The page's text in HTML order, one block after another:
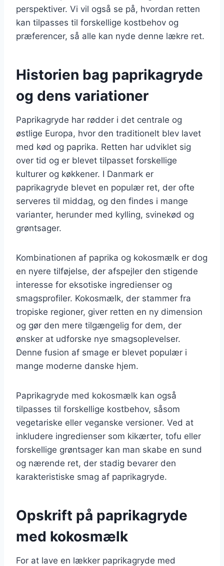
perspektiver. Vi vil også se på, hvordan retten
kan tilpasses til forskellige kostbehov og
præferencer, så alle kan nyde denne lækre ret.
Historien bag paprikagryde
og dens variationer
Paprikagryde har rødder i det centrale og
østlige Europa, hvor den traditionelt blev lavet
med kød og paprika. Retten har udviklet sig
over tid og er blevet tilpasset forskellige
kulturer og køkkener. I Danmark er
paprikagryde blevet en populær ret, der ofte
serveres til middag, og den findes i mange
varianter, herunder med kylling, svinekød og
grøntsager.
Kombinationen af paprika og kokosmælk er dog
en nyere tilføjelse, der afspejler den stigende
interesse for eksotiske ingredienser og
smagsprofiler. Kokosmælk, der stammer fra
tropiske regioner, giver retten en ny dimension
og gør den mere tilgængelig for dem, der
ønsker at udforske nye smagsoplevelser.
Denne fusion af smage er blevet populær i
mange moderne danske hjem.
Paprikagryde med kokosmælk kan også
tilpasses til forskellige kostbehov, såsom
vegetariske eller veganske versioner. Ved at
inkludere ingredienser som kikærter, tofu eller
forskellige grøntsager kan man skabe en sund
og nærende ret, der stadig bevarer den
karakteristiske smag af paprikagryde.
Opskrift på paprikagryde
med kokosmælk
For at lave en lækker paprikagryde med